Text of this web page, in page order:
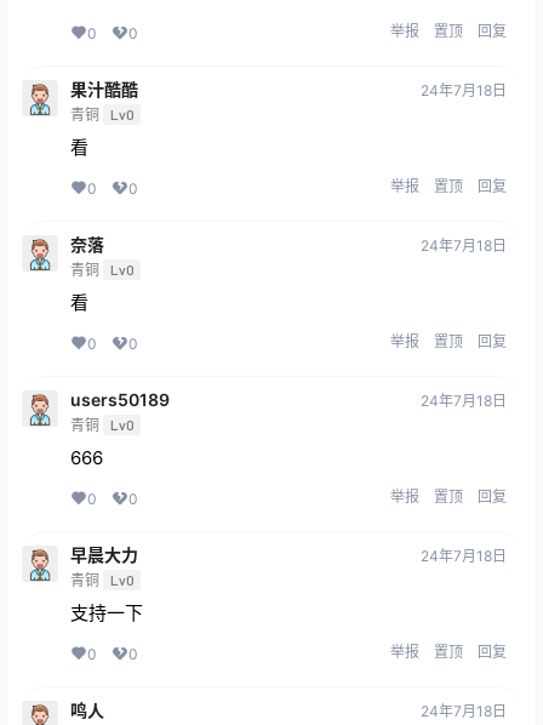
0 0 举报 置顶 回复
果汁酷酷
青铜 Lv0
24年7月18日
看
0 0 举报 置顶 回复
奈落
青铜 Lv0
24年7月18日
看
0 0 举报 置顶 回复
users50189
青铜 Lv0
24年7月18日
666
0 0 举报 置顶 回复
早晨大力
青铜 Lv0
24年7月18日
支持一下
0 0 举报 置顶 回复
鸣人 24年7月18日